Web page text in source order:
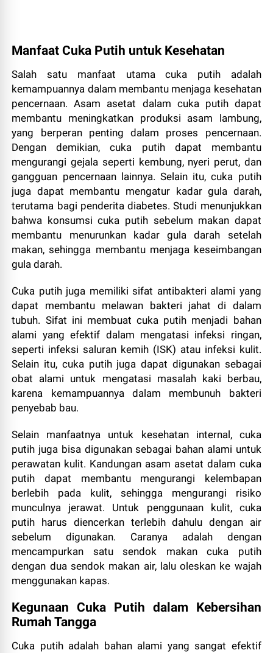
Manfaat Cuka Putih untuk Kesehatan
Salah satu manfaat utama cuka putih adalah
kemampuannya dalam membantu menjaga kesehatan
pencernaan. Asam asetat dalam cuka putih dapat
membantu meningkatkan produksi asam lambung,
yang berperan penting dalam proses pencernaan.
Dengan demikian, cuka putih dapat membantu
mengurangi gejala seperti kembung, nyeri perut, dan
gangguan pencernaan lainnya. Selain itu, cuka putih
juga dapat membantu mengatur kadar gula darah,
terutama bagi penderita diabetes. Studi menunjukkan
bahwa konsumsi cuka putih sebelum makan dapat
membantu menurunkan kadar gula darah setelah
makan, sehingga membantu menjaga keseimbangan
gula darah.
Cuka putih juga memiliki sifat antibakteri alami yang
dapat membantu melawan bakteri jahat di dalam
tubuh. Sifat ini membuat cuka putih menjadi bahan
alami yang efektif dalam mengatasi infeksi ringan,
seperti infeksi saluran kemih (ISK) atau infeksi kulit.
Selain itu, cuka putih juga dapat digunakan sebagai
obat alami untuk mengatasi masalah kaki berbau,
karena kemampuannya dalam membunuh bakteri
penyebab bau.
Selain manfaatnya untuk kesehatan internal, cuka
putih juga bisa digunakan sebagai bahan alami untuk
perawatan kulit. Kandungan asam asetat dalam cuka
putih dapat membantu mengurangi kelembapan
berlebih pada kulit, sehingga mengurangi risiko
munculnya jerawat. Untuk penggunaan kulit, cuka
putih harus diencerkan terlebih dahulu dengan air
sebelum digunakan. Caranya adalah dengan
mencampurkan satu sendok makan cuka putih
dengan dua sendok makan air, lalu oleskan ke wajah
menggunakan kapas.
Kegunaan Cuka Putih dalam Kebersihan
Rumah Tangga
Cuka putih adalah bahan alami yang sangat efektif